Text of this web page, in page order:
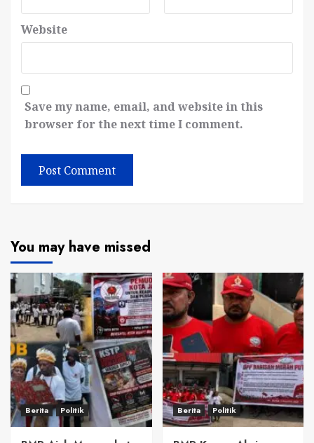
Website
Save my name, email, and website in this
browser for the next time I comment.
You may have missed
Berita Politik Berita Politik